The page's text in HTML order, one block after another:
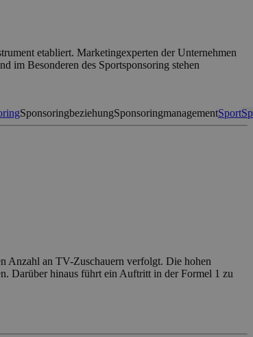
etabliert. Marketingexperten der Unternehmen
im Besonderen des Sportsponsoring stehen
SponsoringbeziehungSponsoringmanagementSport
Anzahl an TV-Zuschauern verfolgt. Die hohen
Darüber hinaus führt ein Auftritt in der Formel 1 zu